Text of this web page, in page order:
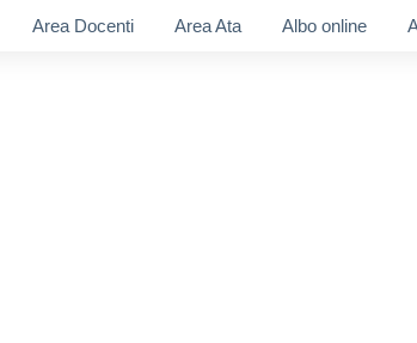
Area Docenti Area Ata Albo online